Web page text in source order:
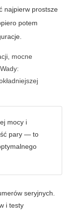
najpierw prostsze
potem
mocne
mocy i
pary — to
seryjnych.
i testy